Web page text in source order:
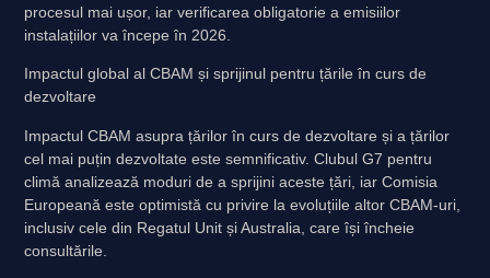
procesul mai ușor, iar verificarea obligatorie a emisiilor
instalațiilor va începe în 2026.
Impactul global al CBAM și sprijinul pentru țările în curs de
dezvoltare
Impactul CBAM asupra țărilor în curs de dezvoltare și a țărilor
cel mai puțin dezvoltate este semnificativ. Clubul G7 pentru
climă analizează moduri de a sprijini aceste țări, iar Comisia
Europeană este optimistă cu privire la evoluțiile altor CBAM-uri,
inclusiv cele din Regatul Unit și Australia, care își încheie
consultările.